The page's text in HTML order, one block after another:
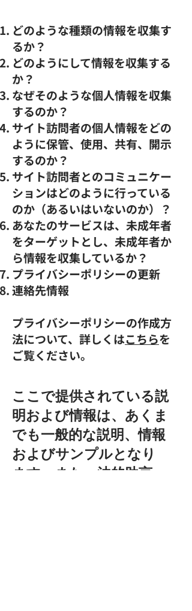
どのような種類の情報を収集す
るか？
どのようにして情報を収集する
か？
なぜそのような個人情報を収集
するのか？
サイト訪問者の個人情報をどの
ように保管、使用、共有、開示
するのか？
サイト訪問者とのコミュニケー
ションはどのように行っている
のか（あるいはいないのか）？
あなたのサービスは、未成年者
をターゲットとし、未成年者か
ら情報を収集しているか？
プライバシーポリシーの更新
連絡先情報
プライバシーポリシーの作成方
法について、詳しくはこちらを
ご覧ください。
ここで提供されている説
明および情報は、あくま
でも一般的な説明、情報
およびサンプルとなり
ます。また、法的助言、